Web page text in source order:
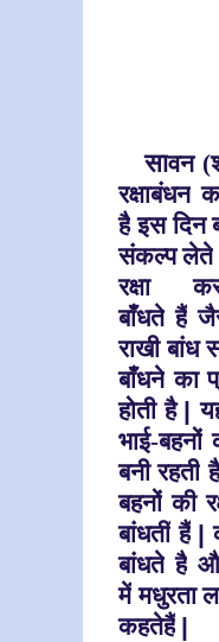
सावन
रक्षाबंधन
है इस दिन
संकल्प लेते
रक्षा
बाँधते हैं
राखी बांध
बाँधने का
होती है |
भाई-बहनों
बनी रहती है
बहनों की
बांधतीं हैं |
बांधते है
में मधुरता
कहतेहैं |